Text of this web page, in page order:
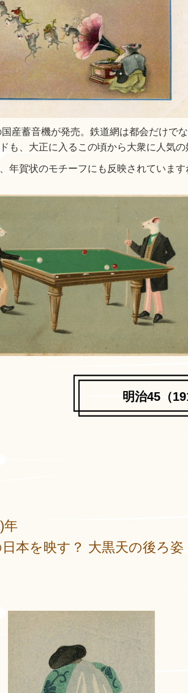
産蓄音機が発売。鉄道網は都会だけで
も、大正に入るこの頃から大衆に人気の
年賀状のモチーフにも反映されています
明治45（
年
本を映す？ 大黒天の後ろ姿